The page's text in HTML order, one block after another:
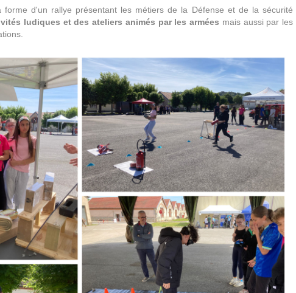
d'un rallye présentant les métiers de la Défense et de la sécurité
ludiques et des ateliers animés par les armées mais aussi par les